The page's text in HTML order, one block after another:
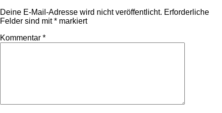
Deine E-Mail-Adresse wird nicht veröffentlicht. Erforderliche
Felder sind mit* markiert
Kommentar *